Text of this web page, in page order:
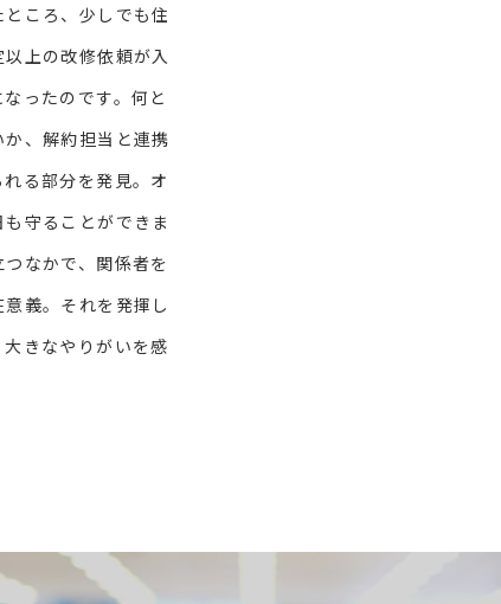
ころ、少しでも住
上の改修依頼が入
ったのです。何と
、解約担当と連携
る部分を発見。オ
守ることができま
なかで、関係者を
義。それを発揮し
きなやりがいを感